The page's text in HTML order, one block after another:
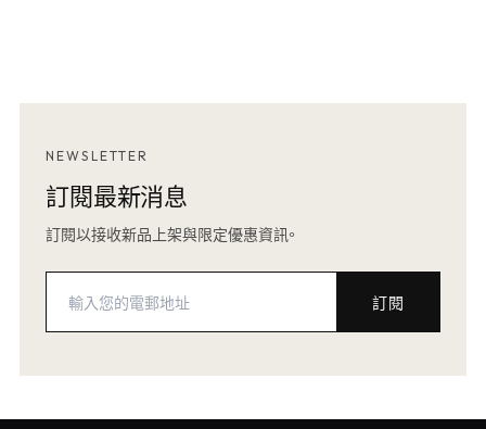
NEWSLETTER
訂閱最新消息
訂閱以接收新品上架與限定優惠資訊。
訂閱